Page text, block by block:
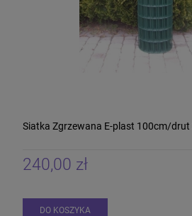
Siatka Zgrzewana E-plast 100cm/drut
240,00 zł
DO KOSZYKA